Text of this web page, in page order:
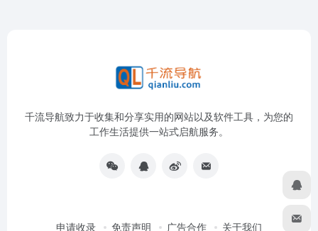
千流导航致力于收集和分享实用的网站以及软件工具，为您的
工作生活提供一站式启航服务。
申请收录 免责声明 广告合作 关于我们